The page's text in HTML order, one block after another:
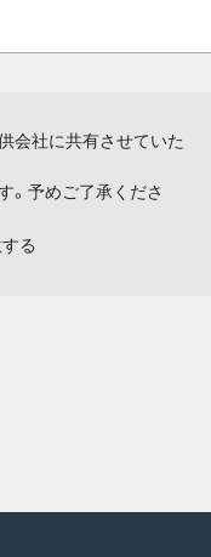
会社に共有させていた
。予めご了承くださ
る